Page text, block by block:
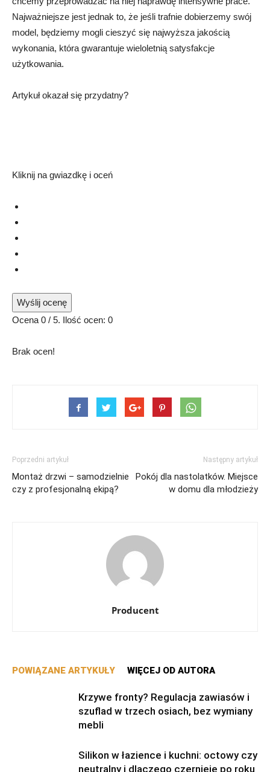
Najważniejsze jest jednak to, że jeśli trafnie dobierzemy swój
model, będziemy mogli cieszyć się najwyższa jakością
wykonania, która gwarantuje wieloletnią satysfakcje
użytkowania.
Artykuł okazał się przydatny?
Kliknij na gwiazdkę i oceń
Wyślij ocenę
Ocena 0 / 5. Ilość ocen: 0
Brak ocen!
Poprzedni artykuł
Montaż drzwi – samodzielnie
czy z profesjonalną ekipą?
Następny artykuł
Pokój dla nastolatków. Miejsce
w domu dla młodzieży
Producent
POWIĄZANE ARTYKUŁY WIĘCEJ OD AUTORA
Krzywe fronty? Regulacja zawiasów i
szuflad w trzech osiach, bez wymiany
mebli
Silikon w łazience i kuchni: octowy czy
neutralny i dlaczego czernieje po roku